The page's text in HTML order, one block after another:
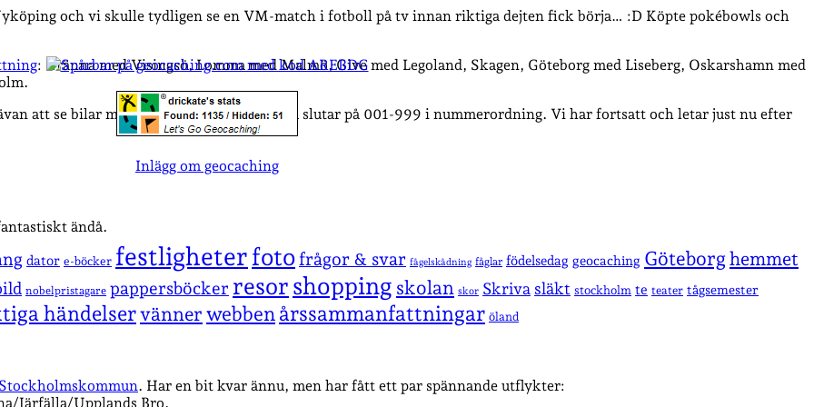
Inlägg om geocaching
dator e-böcker festligheterfotofrågor & svar fågelskådning fåglar födelsedag geocaching Göteborghemmet
nobelpristagare pappersböcker resor shopping skolan skor Skriva släkt stockholm te teater tågsemester
händelservänner webben årssammanfattningar öland
och vi skulle tydligen se en VM-match i fotboll på tv innan riktiga dejten fick börja… :D Köpte pokébowls och
: Gränna med Visingsö, Lomma med Malmö, Give med Legoland, Skagen, Göteborg med Liseberg, Oskarshamn med
att se bilar med registreringsskyltar som slutar på 001-999 i nummerordning. Vi har fortsatt och letar just nu efter
ändå.
. Har en bit kvar ännu, men har fått ett par spännande utflykter:
Järfälla/Upplands Bro.